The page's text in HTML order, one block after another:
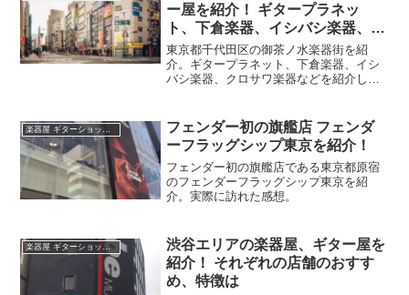
ー屋を紹介！ ギタープラネッ
ト、下倉楽器、イシバシ楽器、ク
ロサワ楽器など
東京都千代田区の御茶ノ水楽器街を紹
介。ギタープラネット、下倉楽器、イシ
バシ楽器、クロサワ楽器などを紹介して
楽器屋 ギターショップ紹介
フェンダー初の旗艦店 フェンダ
ーフラッグシップ東京を紹介！
フェンダー初の旗艦店である東京都原宿
のフェンダーフラッグシップ東京を紹
介。実際に訪れた感想。
楽器屋 ギターショップ紹介
渋谷エリアの楽器屋、ギター屋を
紹介！ それぞれの店舗のおすす
め、特徴は